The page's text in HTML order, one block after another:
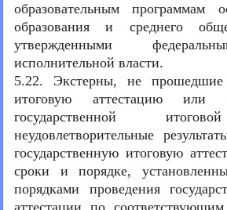
образовательным программам
образования и среднего
утвержденными
исполнительной власти.
5.22. Экстерны, не прошедшие
итоговую аттестацию или
государственной
неудовлетворительные
государственную итоговую
сроки и порядке,
порядками проведения
аттестации по